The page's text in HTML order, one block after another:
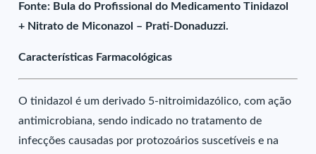
Fonte: Bula do Profissional do Medicamento Tinidazol
+ Nitrato de Miconazol – Prati-Donaduzzi.
Características Farmacológicas
O tinidazol é um derivado 5-nitroimidazólico, com ação
antimicrobiana, sendo indicado no tratamento de
infecções causadas por protozoários suscetíveis e na